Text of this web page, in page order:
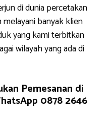
di dunia percetakan
banyak klien
yang kami terbitkan
wilayah yang ada di
Pemesanan di
0878 2646